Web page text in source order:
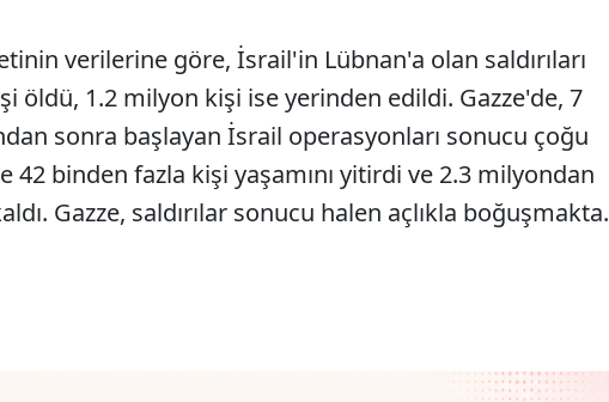
verilerine göre, İsrail'in Lübnan'a olan saldırıları
öldü, 1.2 milyon kişi ise yerinden edildi. Gazze'de, 7
sonra başlayan İsrail operasyonları sonucu çoğu
42 binden fazla kişi yaşamını yitirdi ve 2.3 milyondan
Gazze, saldırılar sonucu halen açlıkla boğuşmakta.